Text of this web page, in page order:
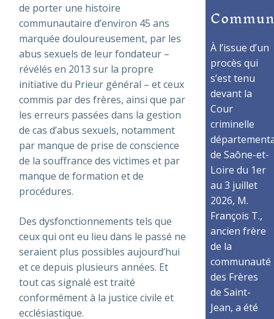
de porter une histoire
communautaire d’environ 45 ans
marquée douloureusement, par les
abus sexuels de leur fondateur –
révélés en 2013 sur la propre
initiative du Prieur général – et ceux
commis par des frères, ainsi que par
les erreurs passées dans la gestion
de cas d’abus sexuels, notamment
par manque de prise de conscience
de la souffrance des victimes et par
manque de formation et de
procédures.
Des dysfonctionnements tels que
ceux qui ont eu lieu dans le passé ne
seraient plus possibles aujourd’hui
et ce depuis plusieurs années. Et
tout cas signalé est traité
conformément à la justice civile et
ecclésiastique.
À l’issue d’un
procès qui
s’est tenu
devant la
Cour
criminelle
de Saône-et-
Loire du 1er
au 3 juillet
2026, M.
François T.,
ancien frère
de la
communauté
des Frères
de Saint-
Jean, a été